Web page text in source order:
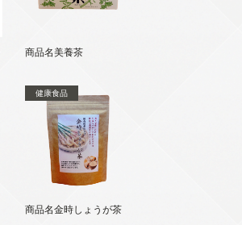
商品名美養茶
健康食品
商品名金時しょうが茶